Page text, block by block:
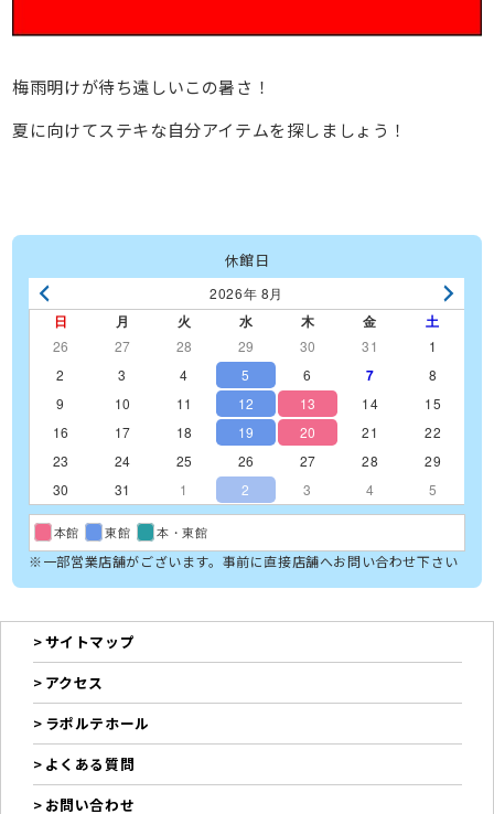
梅雨明けが待ち遠しいこの暑さ！
夏に向けてステキな自分アイテムを探しましょう！
休館日
2026年 8月
日 月 火 水 木 金 土
26 27 28 29 30 31
1
2
3 4 5 6 7
8
9
10 11 12 13 14
15
16
17 18 19 20 21
22
23
24 25 26 27 28
29
30
31 1 2 3 4 5
本館 東館 本・東館
※一部営業店舗がございます。事前に直接店舗へお問い合わせ下さい
サイトマップ
アクセス
ラポルテホール
よくある質問
お問い合わせ